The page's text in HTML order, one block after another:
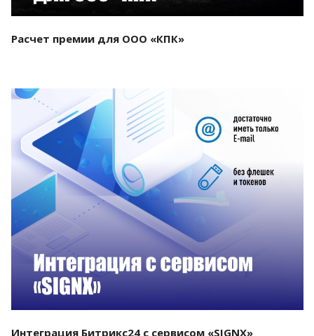
Расчет премии для ООО «КПК»
Смотреть проект
Интеграция Битрикс24 с сервисом «SIGNX»